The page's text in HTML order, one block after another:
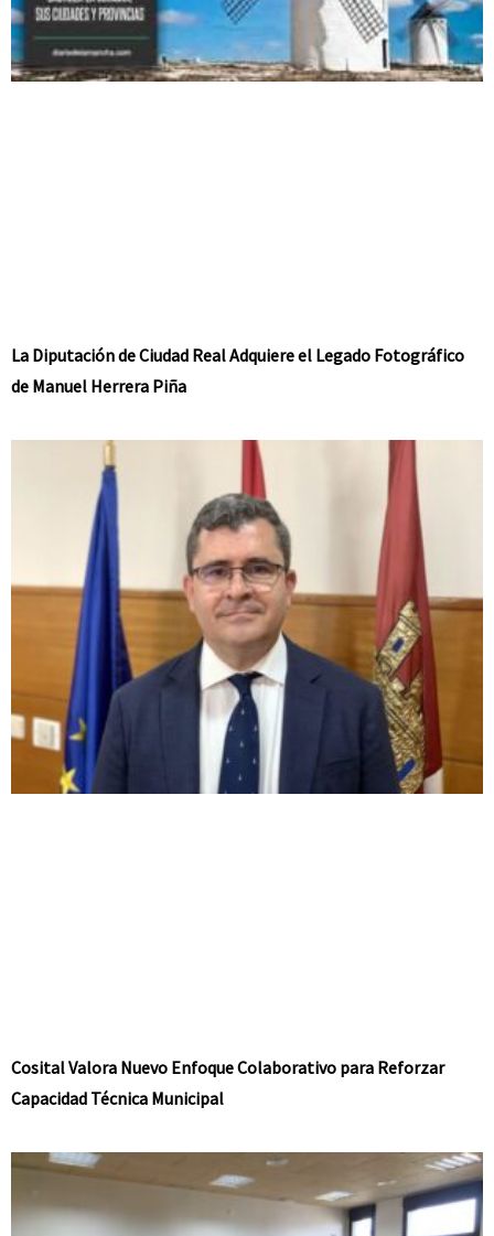
La Diputación de Ciudad Real Adquiere el Legado Fotográfico
de Manuel Herrera Piña
Cosital Valora Nuevo Enfoque Colaborativo para Reforzar
Capacidad Técnica Municipal